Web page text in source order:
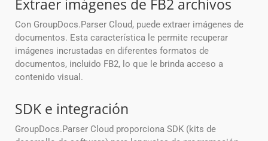
Extraer imágenes de FB2 archivos
Con GroupDocs.Parser Cloud, puede extraer imágenes de
documentos. Esta característica le permite recuperar
imágenes incrustadas en diferentes formatos de
documentos, incluido FB2, lo que le brinda acceso a
contenido visual.
SDK e integración
GroupDocs.Parser Cloud proporciona SDK (kits de